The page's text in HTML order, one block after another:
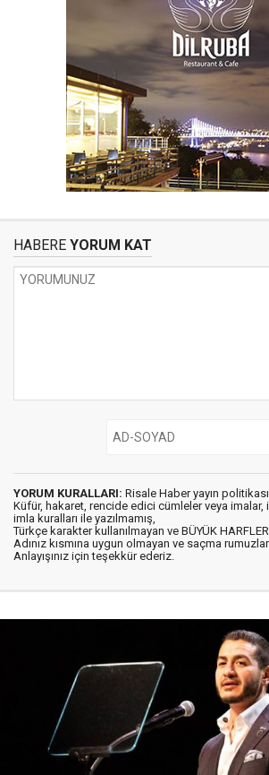
HABERE YORUM KAT
YORUM KURALLARI: Risale Haber yayın
Küfür, hakaret, rencide edici cümleler veya imalar,
imla kuralları ile yazılmamış,
Türkçe karakter kullanılmayan ve BÜYÜK
Adınız kısmına uygun olmayan ve saçma
Anlayışınız için teşekkür ederiz.